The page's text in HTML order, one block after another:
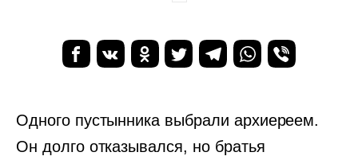
Одного пустынника выбрали архиереем.
Он долго отказывался, но братья